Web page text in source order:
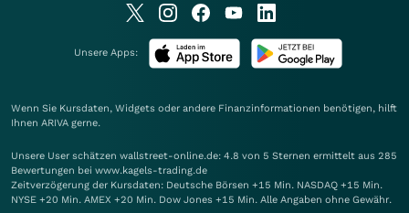
Unsere Apps:
Wenn Sie Kursdaten, Widgets oder andere Finanzinformationen benötigen, hilft
Ihnen ARIVA gerne.
Unsere User schätzen wallstreet-online.de: 4.8 von 5 Sternen ermittelt aus 285
Bewertungen bei www.kagels-trading.de
Zeitverzögerung der Kursdaten: Deutsche Börsen +15 Min. NASDAQ +15 Min.
NYSE +20 Min. AMEX +20 Min. Dow Jones +15 Min. Alle Angaben ohne Gewähr.